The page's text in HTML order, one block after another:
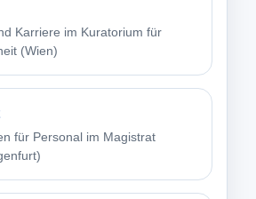
Karriere im Kuratorium für
(Wien)
für Personal im Magistrat